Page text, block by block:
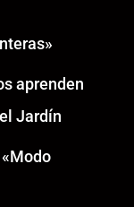
aprenden
Jardín